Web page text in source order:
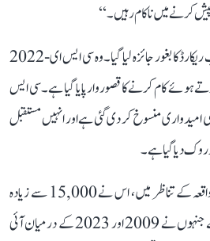
کرنے میں ناکام رہیں۔‘‘
یو پی ایس سی نے کہا ہے کہ دستیاب ریکارڈ کا بغور جائزہ لیا گیا۔ وہ سی ایس ای-2022
ہوئے کام کرنے کا قصوروار پایا گیا ہے۔ سی ایس
امیدواری منسوخ کر دی گئی ہے اور انہیں مستقبل
روک دیا گیا ہے۔
پینل نے کہا کہ پوجا کھیڈکر کے واقعہ کے تناظر میں، اس نے 15,000 سے زیادہ
امیدواروں کے ڈیٹا کی جانچ کی ہے جنہوں نے 2009 اور 2023 کے درمیان آئی